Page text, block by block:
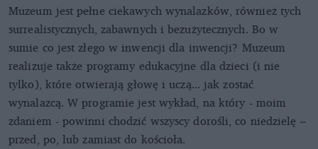
Muzeum jest pełne ciekawych wynalazków, również tych
surrealistycznych, zabawnych i bezużytecznych. Bo w
sumie co jest złego w inwencji dla inwencji? Muzeum
realizuje także programy edukacyjne dla dzieci (i nie
tylko), które otwierają głowę i uczą... jak zostać
wynalazcą. W programie jest wykład, na który - moim
zdaniem - powinni chodzić wszyscy dorośli, co niedzielę –
przed, po, lub zamiast do kościoła.